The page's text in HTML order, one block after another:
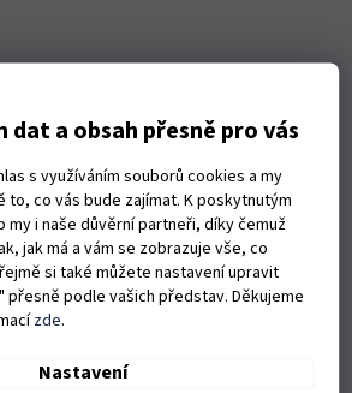
dat a obsah přesně pro vás
s využíváním souborů cookies a my
to, co vás bude zajímat. K poskytnutým
my i naše důvěrní partneři, díky čemuž
jak má a vám se zobrazuje vše, co
si také můžete nastavení upravit
přesně podle vašich představ. Děkujeme
zde.
Nastavení